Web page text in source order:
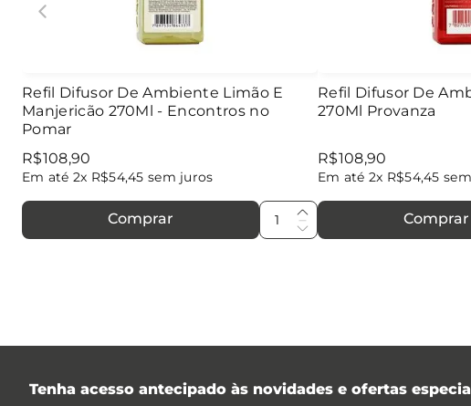
Refil Difusor De Ambiente Limão E
Manjericão 270Ml - Encontros no
Pomar
R$108,90
Em até 2x R$54,45 sem juros
Comprar
Refil Difusor De
270Ml Provanza
R$108,90
Em até 2x R$54,45
Comprar
Tenha acesso antecipado às novidades e ofertas